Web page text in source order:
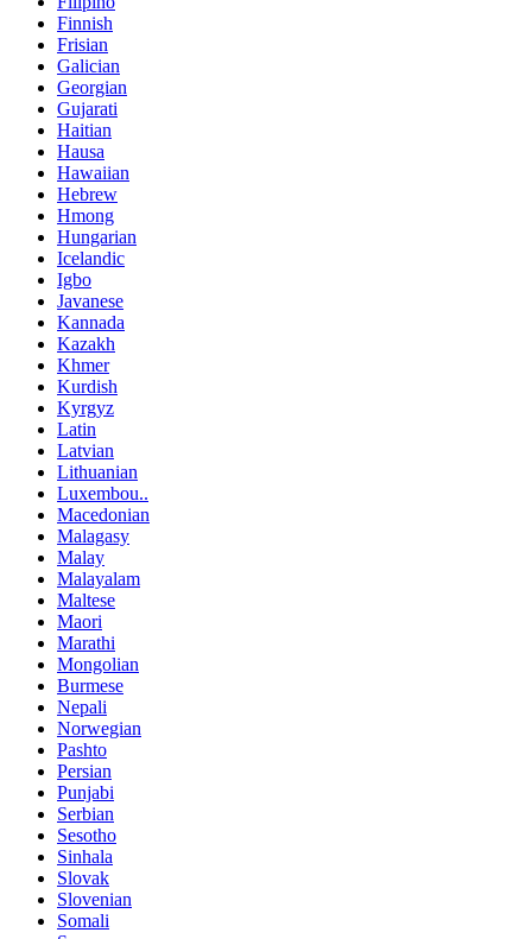
Finnish
Frisian
Galician
Georgian
Gujarati
Haitian
Hausa
Hawaiian
Hebrew
Hmong
Hungarian
Icelandic
Igbo
Javanese
Kannada
Kazakh
Khmer
Kurdish
Kyrgyz
Latin
Latvian
Lithuanian
Luxembou..
Macedonian
Malagasy
Malay
Malayalam
Maltese
Maori
Marathi
Mongolian
Burmese
Nepali
Norwegian
Pashto
Persian
Punjabi
Serbian
Sesotho
Sinhala
Slovak
Slovenian
Somali